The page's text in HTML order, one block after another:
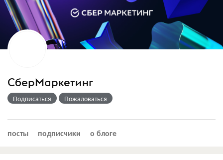
СберМаркетинг
Подписаться Пожаловаться
посты подписчики о блоге